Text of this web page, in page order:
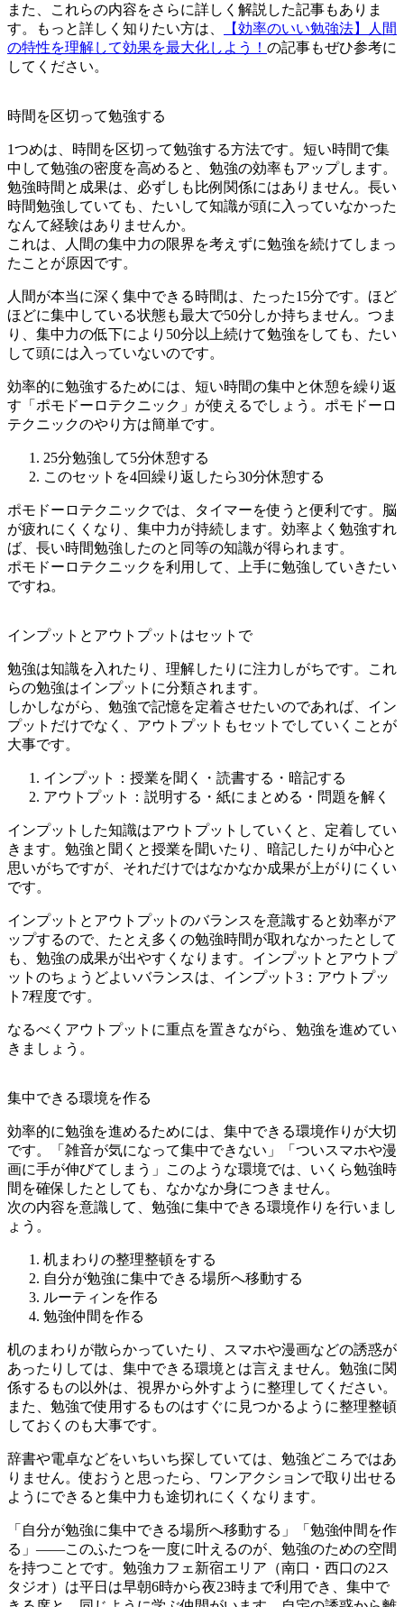
また、これらの内容をさらに詳しく解説した記事もありま
す。もっと詳しく知りたい方は、
【効率のいい勉強法】人間
の特性を理解して効果を最大化しよう！ の記事もぜひ参考に
してください。
時間を区切って勉強する
1つめは、時間を区切って勉強する方法です。短い時間で集
中して勉強の密度を高めると、勉強の効率もアップします。
勉強時間と成果は、必ずしも比例関係にはありません。長い
時間勉強していても、たいして知識が頭に入っていなかった
なんて経験はありませんか。
これは、人間の集中力の限界を考えずに勉強を続けてしまっ
たことが原因です。
人間が本当に深く集中できる時間は、たった15分です。ほど
ほどに集中している状態も最大で50分しか持ちません。つま
り、集中力の低下により50分以上続けて勉強をしても、たい
して頭には入っていないのです。
効率的に勉強するためには、短い時間の集中と休憩を繰り返
す「ポモドーロテクニック」が使えるでしょう。ポモドーロ
テクニックのやり方は簡単です。
25分勉強して5分休憩する
このセットを4回繰り返したら30分休憩する
ポモドーロテクニックでは、タイマーを使うと便利です。脳
が疲れにくくなり、集中力が持続します。効率よく勉強すれ
ば、長い時間勉強したのと同等の知識が得られます。
ポモドーロテクニックを利用して、上手に勉強していきたい
ですね。
インプットとアウトプットはセットで
勉強は知識を入れたり、理解したりに注力しがちです。これ
らの勉強はインプットに分類されます。
しかしながら、勉強で記憶を定着させたいのであれば、イン
プットだけでなく、アウトプットもセットでしていくことが
大事です。
インプット：授業を聞く・読書する・暗記する
アウトプット：説明する・紙にまとめる・問題を解く
インプットした知識はアウトプットしていくと、定着してい
きます。勉強と聞くと授業を聞いたり、暗記したりが中心と
思いがちですが、それだけではなかなか成果が上がりにくい
です。
インプットとアウトプットのバランスを意識すると効率がア
ップするので、たとえ多くの勉強時間が取れなかったとして
も、勉強の成果が出やすくなります。インプットとアウトプ
ットのちょうどよいバランスは、インプット3：アウトプッ
ト7程度です。
なるべくアウトプットに重点を置きながら、勉強を進めてい
きましょう。
集中できる環境を作る
効率的に勉強を進めるためには、集中できる環境作りが大切
です。「雑音が気になって集中できない」「ついスマホや漫
画に手が伸びてしまう」このような環境では、いくら勉強時
間を確保したとしても、なかなか身につきません。
次の内容を意識して、勉強に集中できる環境作りを行いまし
ょう。
机まわりの整理整頓をする
自分が勉強に集中できる場所へ移動する
ルーティンを作る
勉強仲間を作る
机のまわりが散らかっていたり、スマホや漫画などの誘惑が
あったりしては、集中できる環境とは言えません。勉強に関
係するもの以外は、視界から外すように整理してください。
また、勉強で使用するものはすぐに見つかるように整理整頓
しておくのも大事です。
辞書や電卓などをいちいち探していては、勉強どころではあ
りません。使おうと思ったら、ワンアクションで取り出せる
ようにできると集中力も途切れにくくなります。
「自分が勉強に集中できる場所へ移動する」「勉強仲間を作
る」——このふたつを一度に叶えるのが、勉強のための空間
を持つことです。 勉強カフェ新宿エリア（南口・西口の2ス
タジオ）は平日は早朝6時から夜23時まで利用でき、集中で